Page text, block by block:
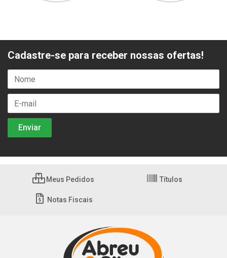
Cadastre-se para receber nossas ofertas!
Meus Pedidos Títulos
Notas Fiscais